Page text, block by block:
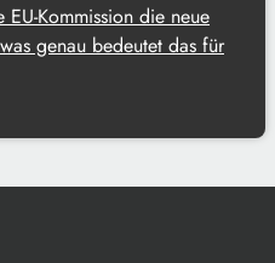
Kommission die neue
genau bedeutet das für